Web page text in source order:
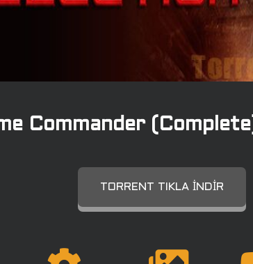
Commander
TORRENT TIKLA İNDIR